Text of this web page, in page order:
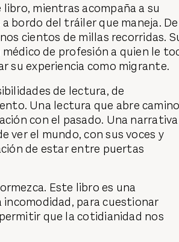
mientras acompaña a su
bordo del tráiler que maneja. De
cientos de millas recorridas.
de profesión a quien le
su experiencia como migrante.
de lectura, de
Una lectura que abre
con el pasado. Una narrativa
ver el mundo, con sus voces y
de estar entre puertas
Este libro es una
para cuestionar
que la cotidianidad nos